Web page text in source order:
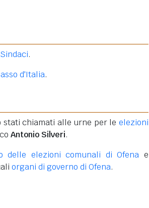
.
d'Italia.
stati chiamati alle urne per le elezioni
Antonio Silveri.
delle elezioni comunali di Ofena e
organi di governo di Ofena.